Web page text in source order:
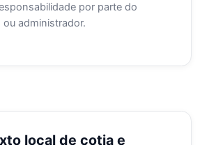
por parte do
ou administrador.
local de cotia e